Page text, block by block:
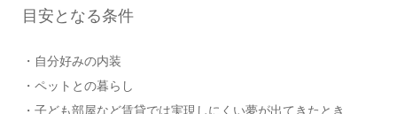
目安となる条件
・自分好みの内装
・ペットとの暮らし
・子ども部屋など賃貸では実現しにくい夢が出てきたとき